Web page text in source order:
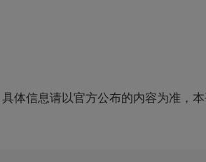
体信息请以官方公布的内容为准，